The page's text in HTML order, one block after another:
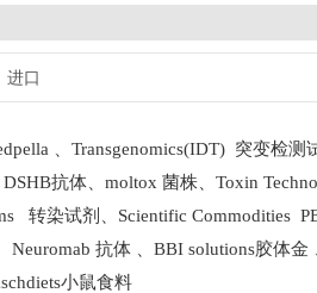
进口
Transgenomics(IDT) 突变检测
DSHB抗体 moltox 菌株 Toxin
转染试剂
Scientific Commodities
Neuromab 抗体 BBI solutions胶体金
小鼠食料